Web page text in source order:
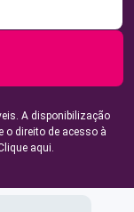
A disponibilização
o direito de acesso à
aqui.